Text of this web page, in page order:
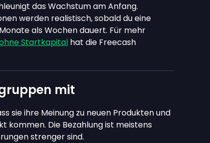
das Wachstum am Anfang.
werden realistisch, sobald du eine
als Wochen dauert. Für mehr
Startkapital hat die Freecash
mit
sie ihre Meinung zu neuen Produkten und
kommen. Die Bezahlung ist meistens
strenger sind.